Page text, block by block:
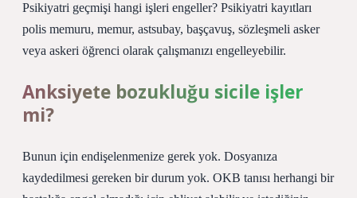
Psikiyatri geçmişi hangi işleri engeller? Psikiyatri kayıtları
polis memuru, memur, astsubay, başçavuş, sözleşmeli asker
veya askeri öğrenci olarak çalışmanızı engelleyebilir.
Anksiyete bozukluğu sicile işler
mi?
Bunun için endişelenmenize gerek yok. Dosyanıza
kaydedilmesi gereken bir durum yok. OKB tanısı herhangi bir